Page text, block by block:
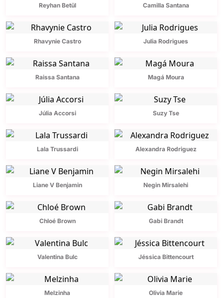
Reyhan Betül Camilla Santana
Rhavynie Castro Julia Rodrigues
Raissa Santana Magá Moura
Júlia Accorsi Suzy Tse
Lala Trussardi Alexandra Rodriguez
Liane V Benjamin Negin Mirsalehi
Chloé Brown Gabi Brandt
Valentina Bulc Jéssica Bittencourt
Melzinha Olivia Marie